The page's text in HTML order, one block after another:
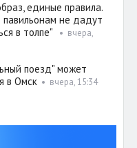
единые правила.
павильонам не дадут
в толпе"
• вчера,
поезд" может
в Омск• вчера, 15:34